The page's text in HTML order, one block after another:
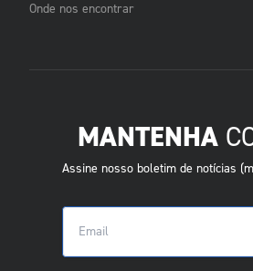
Onde nos encontrar
MANTENHA
Assine nosso boletim de notícias